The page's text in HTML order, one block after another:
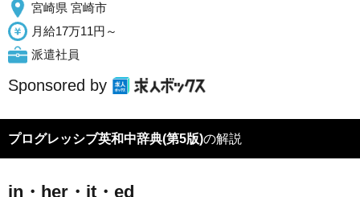
宮崎県 宮崎市
月給17万11円～
派遣社員
Sponsored by
プログレッシブ英和中辞典(第5版)の解説
in・her・it・ed